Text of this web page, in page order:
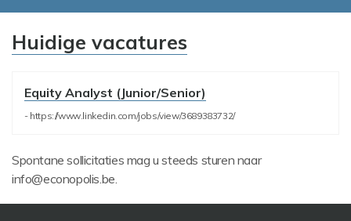
Huidige vacatures
Equity Analyst (Junior/Senior)
- https://www.linkedin.com/jobs/view/3689383732/
Spontane sollicitaties mag u steeds sturen naar
info@econopolis.be.